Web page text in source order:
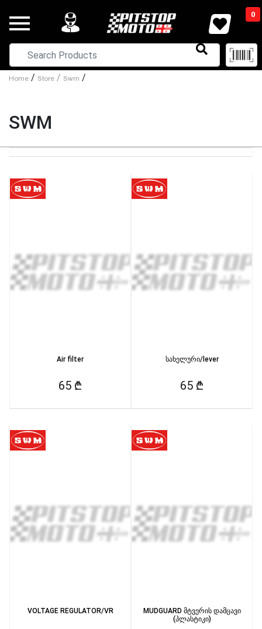
0
Home / Store / Swm /
SWM
Air filter
65 ₾
სახელური/lever
65 ₾
VOLTAGE REGULATOR/VR
MUDGUARD მტვერის დამცავი
(პლასტიკი)